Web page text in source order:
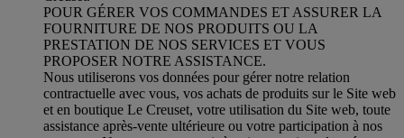
POUR GÉRER VOS COMMANDES ET ASSURER LA
FOURNITURE DE NOS PRODUITS OU LA
PRESTATION DE NOS SERVICES ET VOUS
PROPOSER NOTRE ASSISTANCE.
Nous utiliserons vos données pour gérer notre relation
contractuelle avec vous, vos achats de produits sur le Site web
et en boutique Le Creuset, votre utilisation du Site web, toute
assistance après-vente ultérieure ou votre participation à nos